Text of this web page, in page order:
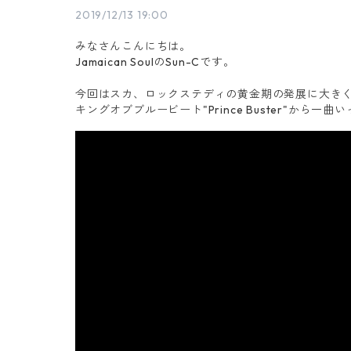
2019/12/13 19:00
みなさんこんにちは。
Jamaican SoulのSun-Cです。
今回はスカ、ロックステディの黄金期の発展に大き
キングオブブルービート"Prince Buster"から一曲い